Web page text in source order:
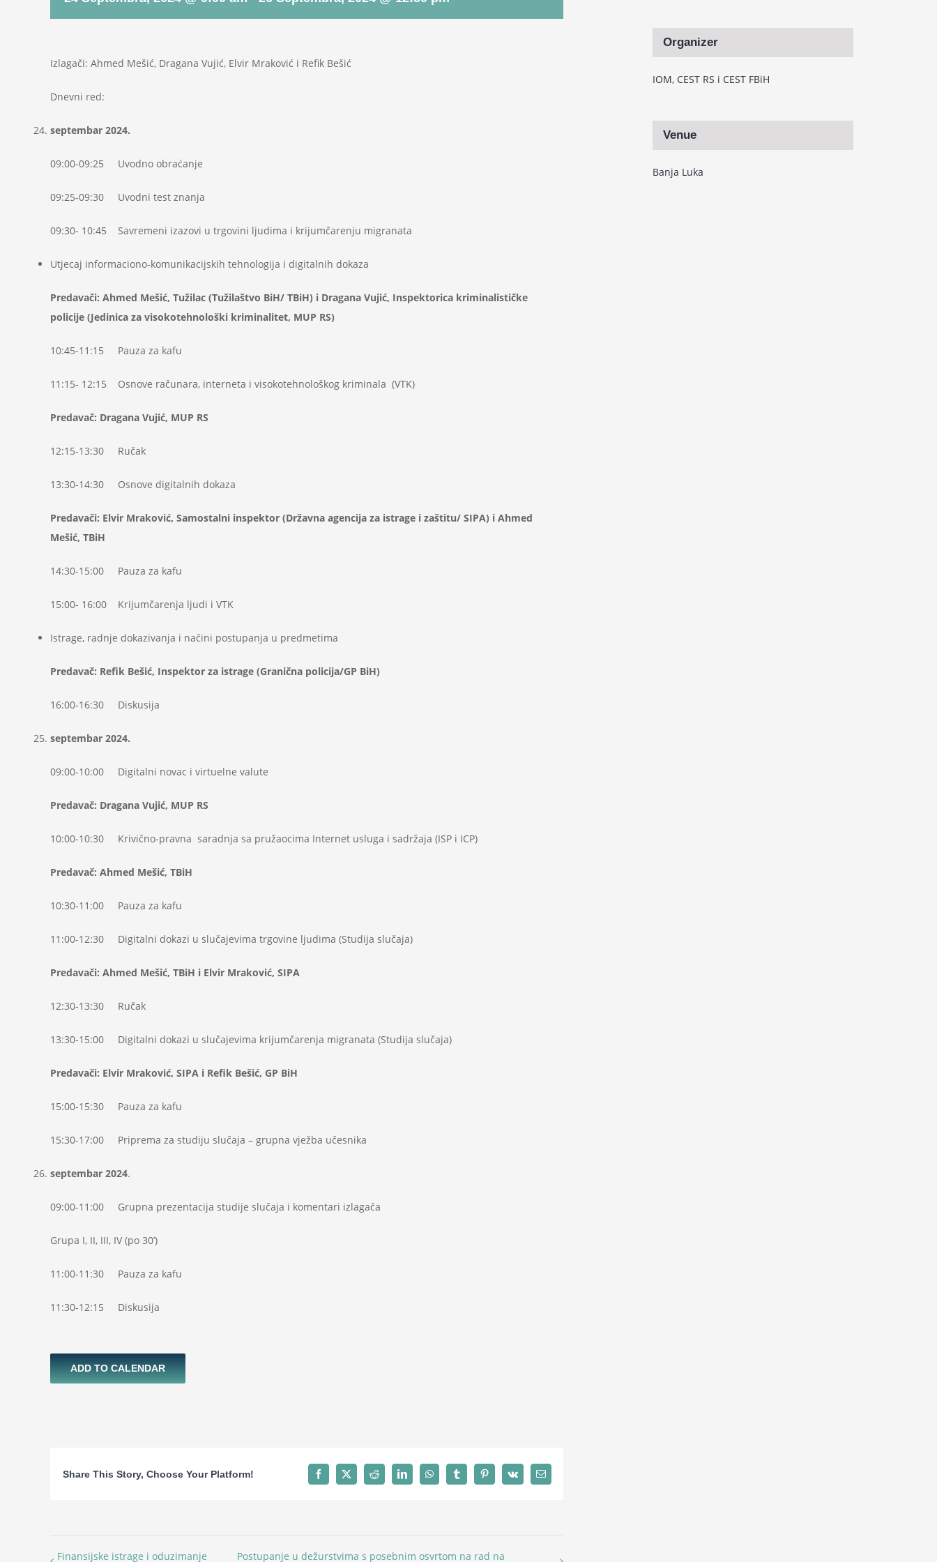
Izlagači: Ahmed Mešić, Dragana Vujić, Elvir Mraković i Refik Bešić
Dnevni red:
septembar 2024.
09:00-09:25 Uvodno obraćanje
09:25-09:30 Uvodni test znanja
09:30- 10:45 Savremeni izazovi u trgovini ljudima i krijumčarenju migranata
Utjecaj informaciono-komunikacijskih tehnologija i digitalnih dokaza
Predavači: Ahmed Mešić, Tužilac (Tužilaštvo BiH/ TBiH) i Dragana Vujić, Inspektorica kriminalističke
policije (Jedinica za visokotehnološki kriminalitet, MUP RS)
10:45-11:15 Pauza za kafu
11:15- 12:15 Osnove računara, interneta i visokotehnološkog kriminala (VTK)
Predavač: Dragana Vujić, MUP RS
12:15-13:30 Ručak
13:30-14:30 Osnove digitalnih dokaza
Predavači: Elvir Mraković, Samostalni inspektor (Državna agencija za istrage i zaštitu/ SIPA) i Ahmed
Mešić, TBiH
14:30-15:00 Pauza za kafu
15:00- 16:00 Krijumčarenja ljudi i VTK
Istrage, radnje dokazivanja i načini postupanja u predmetima
Predavač: Refik Bešić, Inspektor za istrage (Granična policija/GP BiH)
16:00-16:30 Diskusija
septembar 2024.
09:00-10:00 Digitalni novac i virtuelne valute
Predavač: Dragana Vujić, MUP RS
10:00-10:30 Krivično-pravna saradnja sa pružaocima Internet usluga i sadržaja (ISP i ICP)
Predavač: Ahmed Mešić, TBiH
10:30-11:00 Pauza za kafu
11:00-12:30 Digitalni dokazi u slučajevima trgovine ljudima (Studija slučaja)
Predavači: Ahmed Mešić, TBiH i Elvir Mraković, SIPA
12:30-13:30 Ručak
13:30-15:00 Digitalni dokazi u slučajevima krijumčarenja migranata (Studija slučaja)
Predavači: Elvir Mraković, SIPA i Refik Bešić, GP BiH
15:00-15:30 Pauza za kafu
15:30-17:00 Priprema za studiju slučaja – grupna vježba učesnika
septembar 2024.
09:00-11:00 Grupna prezentacija studije slučaja i komentari izlagača
Grupa I, II, III, IV (po 30’)
11:00-11:30 Pauza za kafu
11:30-12:15 Diskusija
ADD TO CALENDAR
Share This Story, Choose Your Platform! Facebook
X Reddit LinkedInWhatsAppTumblrPinterest
Vk Email
Finansijske istrage i oduzimanje Postupanje u dežurstvima s posebnim osvrtom na rad na
Organizer
IOM, CEST RS i CEST FBiH
Venue
Banja Luka